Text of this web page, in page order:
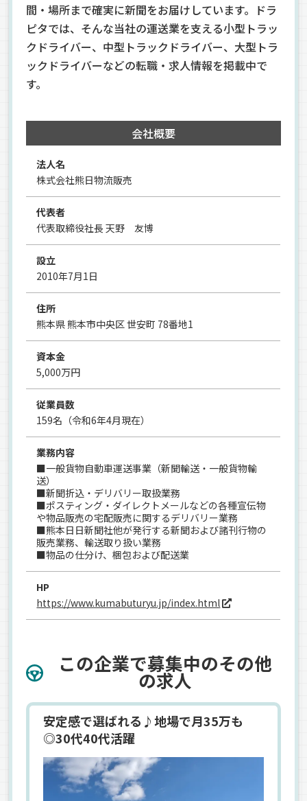
間・場所まで確実に新聞をお届けしています。ドラ
ピタでは、そんな当社の運送業を支える小型トラッ
クドライバー、中型トラックドライバー、大型トラ
ックドライバーなどの転職・求人情報を掲載中で
す。
会社概要
法人名
株式会社熊日物流販売
代表者
代表取締役社長 天野 友博
設立
2010年7月1日
住所
熊本県 熊本市中央区 世安町 78番地1
資本金
5,000万円
従業員数
159名（令和6年4月現在）
業務内容
■一般貨物自動車運送事業（新聞輸送・一般貨物輸
送）
■新聞折込・デリバリー取扱業務
■ポスティング・ダイレクトメールなどの各種宣伝物
や物品販売の宅配販売に関するデリバリー業務
■熊本日日新聞社他が発行する新聞および諸刊行物の
販売業務、輸送取り扱い業務
■物品の仕分け、梱包および配送業
HP
https://www.kumabuturyu.jp/index.html
この企業で募集中のその他
の求人
安定感で選ばれる♪地場で月35万も
◎30代40代活躍